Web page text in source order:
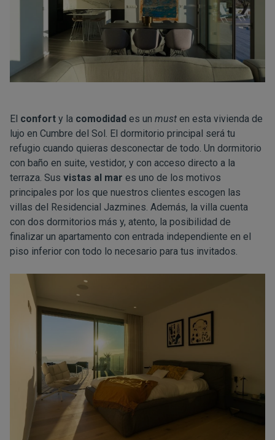
El confort y la comodidad es un must en esta vivienda de
lujo en Cumbre del Sol. El dormitorio principal será tu
refugio cuando quieras desconectar de todo. Un dormitorio
con baño en suite, vestidor, y con acceso directo a la
terraza. Sus vistas al mar es uno de los motivos
principales por los que nuestros clientes escogen las
villas del Residencial Jazmines. Además, la villa cuenta
con dos dormitorios más y, atento, la posibilidad de
finalizar un apartamento con entrada independiente en el
piso inferior con todo lo necesario para tus invitados.